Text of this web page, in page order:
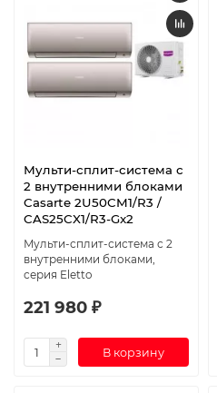
Мульти-сплит-система с
2 внутренними блоками
Casarte 2U50CM1/R3 /
CAS25CX1/R3-Gx2
Мульти-сплит-система с 2
внутренними блоками,
серия Eletto
221 980 ₽
В корзину